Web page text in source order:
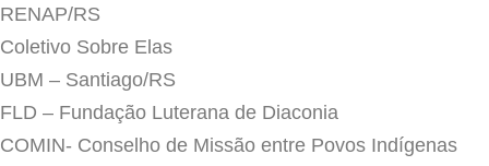
RENAP/RS
Coletivo Sobre Elas
UBM – Santiago/RS
FLD – Fundação Luterana de Diaconia
COMIN- Conselho de Missão entre Povos Indígenas